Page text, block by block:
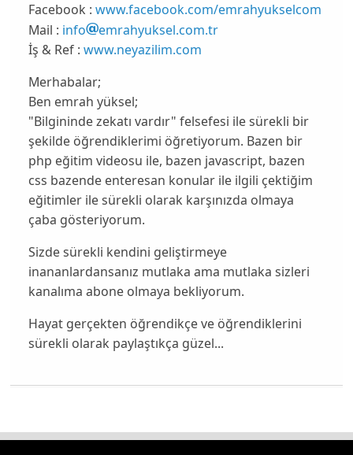
Facebook : www.facebook.com/emrahyukselcom
Mail : info
emrahyuksel.com.tr
İş & Ref : www.neyazilim.com
Merhabalar;
Ben emrah yüksel;
"Bilgininde zekatı vardır" felsefesi ile sürekli bir
şekilde öğrendiklerimi öğretiyorum. Bazen bir
php eğitim videosu ile, bazen javascript, bazen
css bazende enteresan konular ile ilgili çektiğim
eğitimler ile sürekli olarak karşınızda olmaya
çaba gösteriyorum.
Sizde sürekli kendini geliştirmeye
inananlardansanız mutlaka ama mutlaka sizleri
kanalıma abone olmaya bekliyorum.
Hayat gerçekten öğrendikçe ve öğrendiklerini
sürekli olarak paylaştıkça güzel...